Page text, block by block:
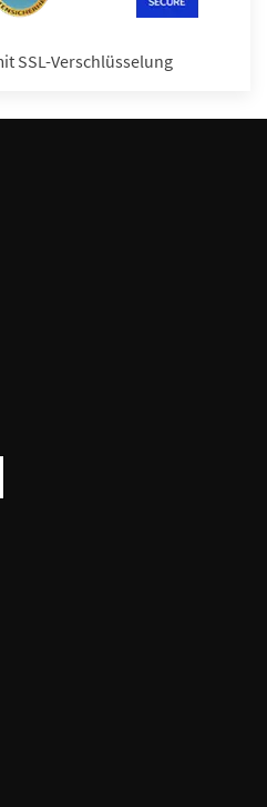
SSL-Verschlüsselung